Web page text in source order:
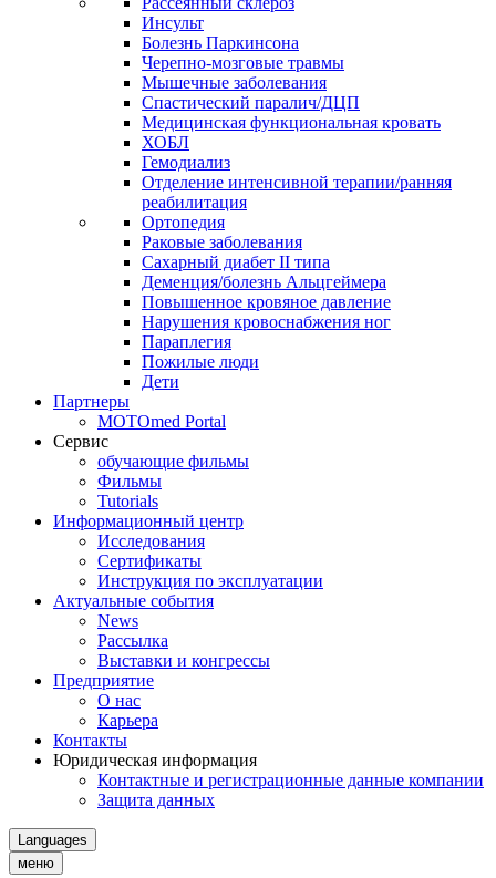
Инсульт
Болезнь Паркинсона
Черепно-мозговые травмы
Мышечные заболевания
Спастический паралич/ДЦП
Медицинская функциональная кровать
ХОБЛ
Гемодиализ
Отделение интенсивной терапии/ранняя
реабилитация
Ортопедия
Раковые заболевания
Сахарный диабет II типа
Деменция/болезнь Альцгеймера
Повышенное кровяное давление
Нарушения кровоснабжения ног
Параплегия
Пожилые люди
Дети
Партнеры
MOTOmed Portal
Сервис
обучающие фильмы
Фильмы
Tutorials
Информационный центр
Исследования
Сертификаты
Инструкция по эксплуатации
Актуальные события
News
Рассылка
Выставки и конгрессы
Предприятие
О нас
Карьера
Контакты
Юридическая информация
Контактные и регистрационные данные компании
Защита данных
Languages
меню